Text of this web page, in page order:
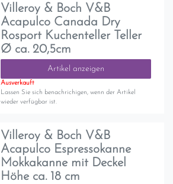
Villeroy & Boch V&B
Acapulco Canada Dry
Rosport Kuchenteller Teller
Ø ca. 20,5cm
Artikel anzeigen
Ausverkauft
Lassen Sie sich benachrichigen, wenn der Artikel
wieder verfügbar ist.
Villeroy & Boch V&B
Acapulco Espressokanne
Mokkakanne mit Deckel
Höhe ca. 18 cm